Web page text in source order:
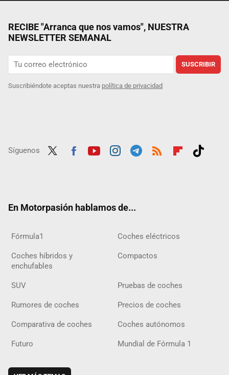
RECIBE "Arranca que nos vamos", NUESTRA
NEWSLETTER SEMANAL
SUSCRIBIR
Suscribiéndote aceptas nuestra política de privacidad
Síguenos
En Motorpasión hablamos de...
Fórmula1 Coches eléctricos
Coches híbridos y
enchufables
Compactos
SUV Pruebas de coches
Rumores de coches Precios de coches
Comparativa de coches Coches autónomos
Futuro Mundial de Fórmula 1